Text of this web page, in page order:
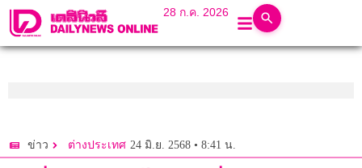
28 ก.ค. 2026
ข่าว ต่างประเทศ 24 มิ.ย. 2568 • 8:41 น.